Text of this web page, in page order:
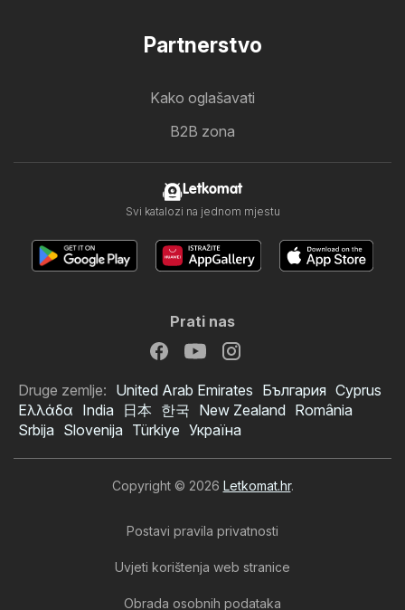
Partnerstvo
Kako oglašavati
B2B zona
Letkomat
Svi katalozi na jednom mjestu
Prati nas
Druge zemlje: United Arab Emirates България Cyprus
Ελλάδα India 日本 한국 New Zealand România
Srbija Slovenija Türkiye Україна
Copyright © 2026 Letkomat.hr.
Postavi pravila privatnosti
Uvjeti korištenja web stranice
Obrada osobnih podataka